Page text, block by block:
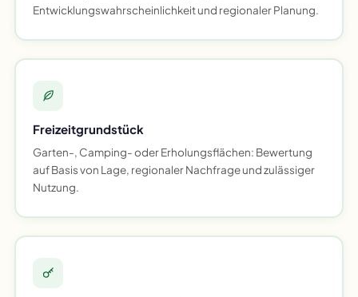
Entwicklungswahrscheinlichkeit und regionaler Planung.
Freizeitgrundstück
Garten-, Camping- oder Erholungsflächen: Bewertung
auf Basis von Lage, regionaler Nachfrage und zulässiger
Nutzung.